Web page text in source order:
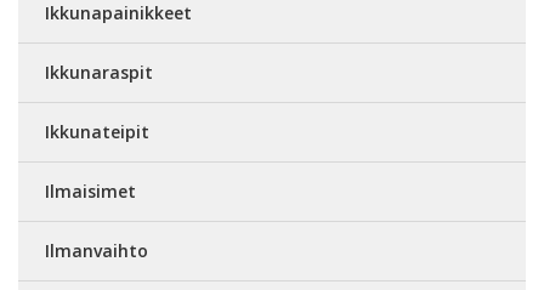
Ikkunapainikkeet
Ikkunaraspit
Ikkunateipit
Ilmaisimet
Ilmanvaihto